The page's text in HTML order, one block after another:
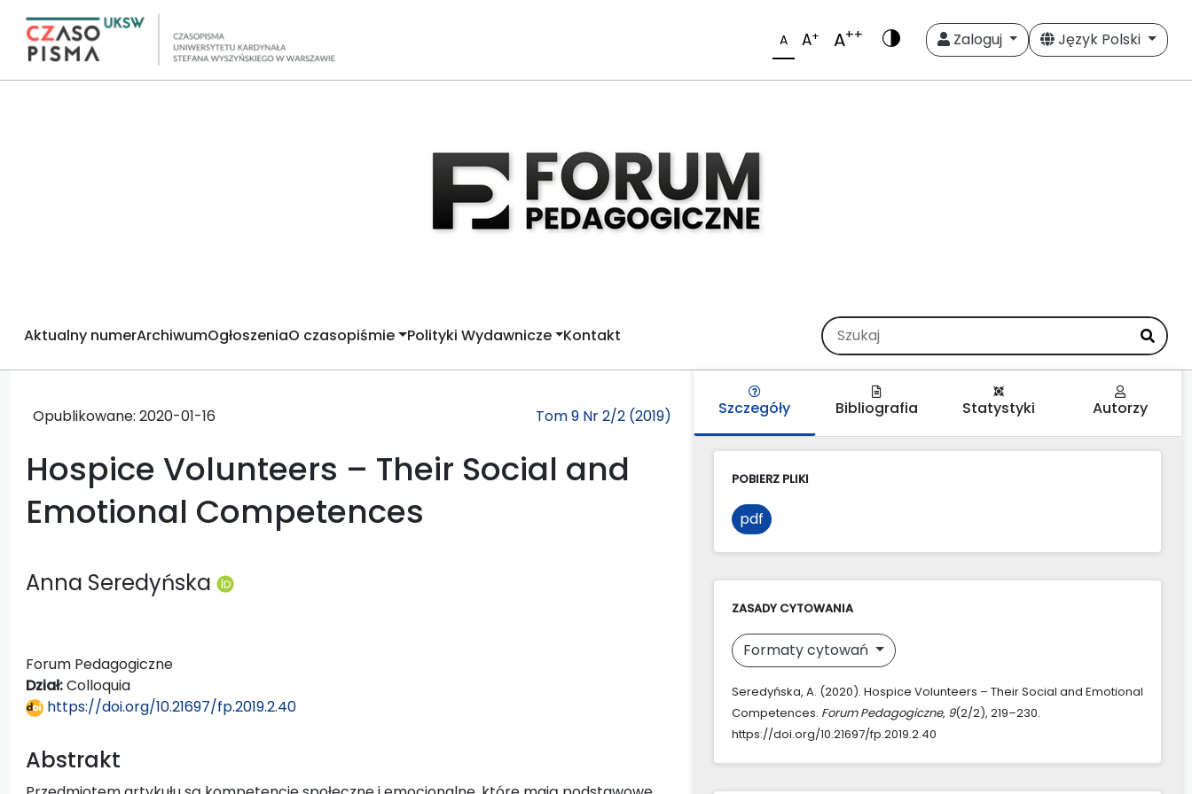
A A+ A++ Zaloguj Język Polski
Aktualny numerArchiwumOgłoszeniaO czasopiśmie Polityki Wydawnicze Kontakt
Opublikowane: 2020-01-16 Tom 9 Nr 2/2 (2019)
Hospice Volunteers – Their Social and
Emotional Competences
Anna Seredyńska
Forum Pedagogiczne
Dział:Colloquia
https://doi.org/10.21697/fp.2019.2.40
Abstrakt
Szczegóły Bibliografia Statystyki Autorzy
POBIERZ PLIKI
pdf
ZASADY CYTOWANIA
Formaty cytowań
Seredyńska, A. (2020). Hospice Volunteers – Their Social and Emotional
Competences. Forum Pedagogiczne, 9(2/2), 219–230.
https://doi.org/10.21697/fp.2019.2.40